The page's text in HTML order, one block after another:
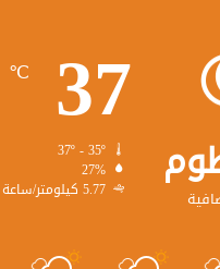
37
℃
27%
5.77 كيلومتر/ساعة